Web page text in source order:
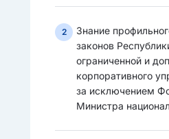
2
Знание
законов
ограниченной и
корпоративного
за исключением
Министра